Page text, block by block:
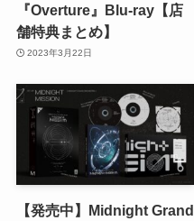
『Overture』Blu-ray【店
舗特典まとめ】
2023年3月22日
【発売中】Midnight Grand